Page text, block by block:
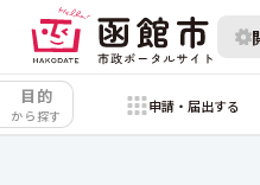
目的
から探す
申請・届出する